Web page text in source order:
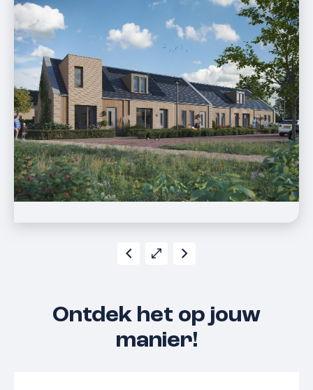
Ontdek het op jouw
manier!